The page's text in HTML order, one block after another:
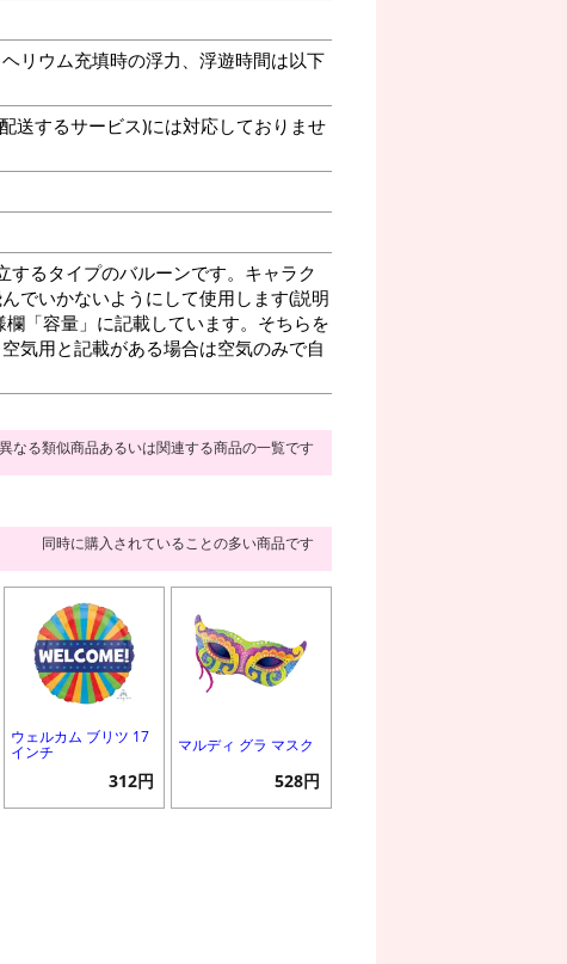
リウム充填時の浮力、浮遊時間は以下
送するサービス)には対応しておりませ
るタイプのバルーンです。キャラク
でいかないようにして使用します(説明
「容量」に記載しています。そちらを
気用と記載がある場合は空気のみで自
なる類似商品あるいは関連する商品の一覧です
同時に購入されていることの多い商品です
ウェルカム ブリツ 17
インチ
312円
マルディ グラ マスク
528円